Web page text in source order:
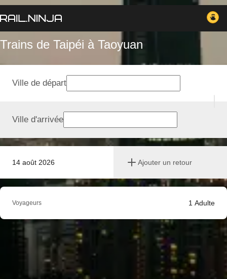
Trains de Taipéi à Taoyuan
14 août 2026 Ajouter un retour
Ville de départ
Ville d'arrivée
Voyageurs 1 Adulte